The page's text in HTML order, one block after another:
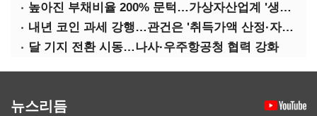
높아진 부채비율 200% 문턱…가상자산업계 '생존 시험대'
내년 코인 과세 강행…관건은 '취득가액 산정·자산 이동'
달 기지 전환 시동…나사·우주항공청 협력 강화
뉴스리듬